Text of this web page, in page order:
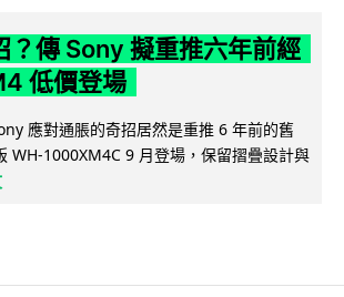
？傳 Sony 擬重推六年前經
低價登場
應對通脹的奇招居然是重推 6 年前的舊
WH-1000XM4C 9 月登場，保留摺疊設計與